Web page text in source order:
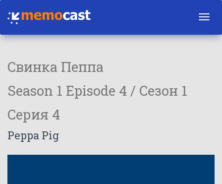
Свинка Пеппа
Season 1 Episode 4 / Сезон 1
Серия 4
Peppa Pig